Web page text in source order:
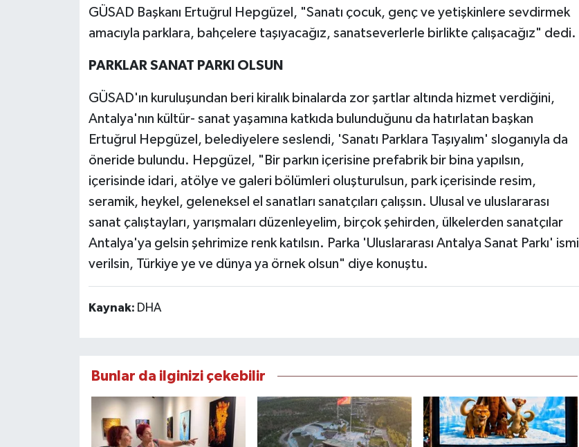
GÜSAD Başkanı Ertuğrul Hepgüzel, "Sanatı çocuk, genç ve yetişkinlere sevdirmek
amacıyla parklara, bahçelere taşıyacağız, sanatseverlerle birlikte çalışacağız" dedi.
PARKLAR SANAT PARKI OLSUN
GÜSAD'ın kuruluşundan beri kiralık binalarda zor şartlar altında hizmet verdiğini,
Antalya'nın kültür- sanat yaşamına katkıda bulunduğunu da hatırlatan başkan
Ertuğrul Hepgüzel, belediyelere seslendi, 'Sanatı Parklara Taşıyalım' sloganıyla da
öneride bulundu. Hepgüzel, "Bir parkın içerisine prefabrik bir bina yapılsın,
içerisinde idari, atölye ve galeri bölümleri oluşturulsun, park içerisinde resim,
seramik, heykel, geleneksel el sanatları sanatçıları çalışsın. Ulusal ve uluslararası
sanat çalıştayları, yarışmaları düzenleyelim, birçok şehirden, ülkelerden sanatçılar
Antalya'ya gelsin şehrimize renk katılsın. Parka 'Uluslararası Antalya Sanat Parkı' ismi
verilsin, Türkiye ye ve dünya ya örnek olsun" diye konuştu.
Kaynak: DHA
Bunlar da ilginizi çekebilir